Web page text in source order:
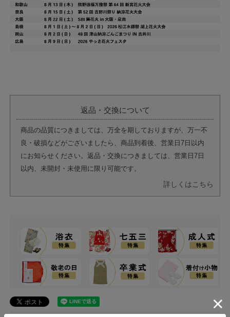
返品・交換について
商品の品質につきましては、万全を期しておりますが、万一不
良・破損などがございましたら、商品到着後、営業日7日以内
にお知らせください。返品・交換につきましては、営業日7日
以内、未開封・未使用に限り可能です。
詳しくはこちら